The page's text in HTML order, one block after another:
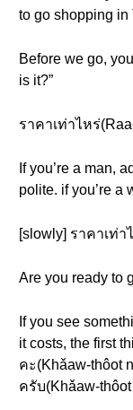
to go shopping in
Before we go,
is it?”
ราคาเท่าไหร่
If you’re a man,
polite. if you’re a
[slowly] ราคาเท่า
Are you ready to
If you see
it costs, the first
คะ(Khǎaw-thôot
ครับ(Khǎaw-thôot